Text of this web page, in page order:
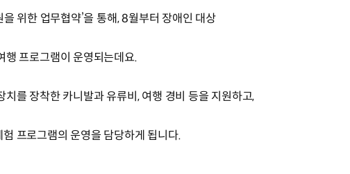
위한 업무협약’을 통해, 8월부터 장애인 대상
행 프로그램이 운영되는데요.
를 장착한 카니발과 유류비, 여행 경비 등을 지원하고,
프로그램의 운영을 담당하게 됩니다.